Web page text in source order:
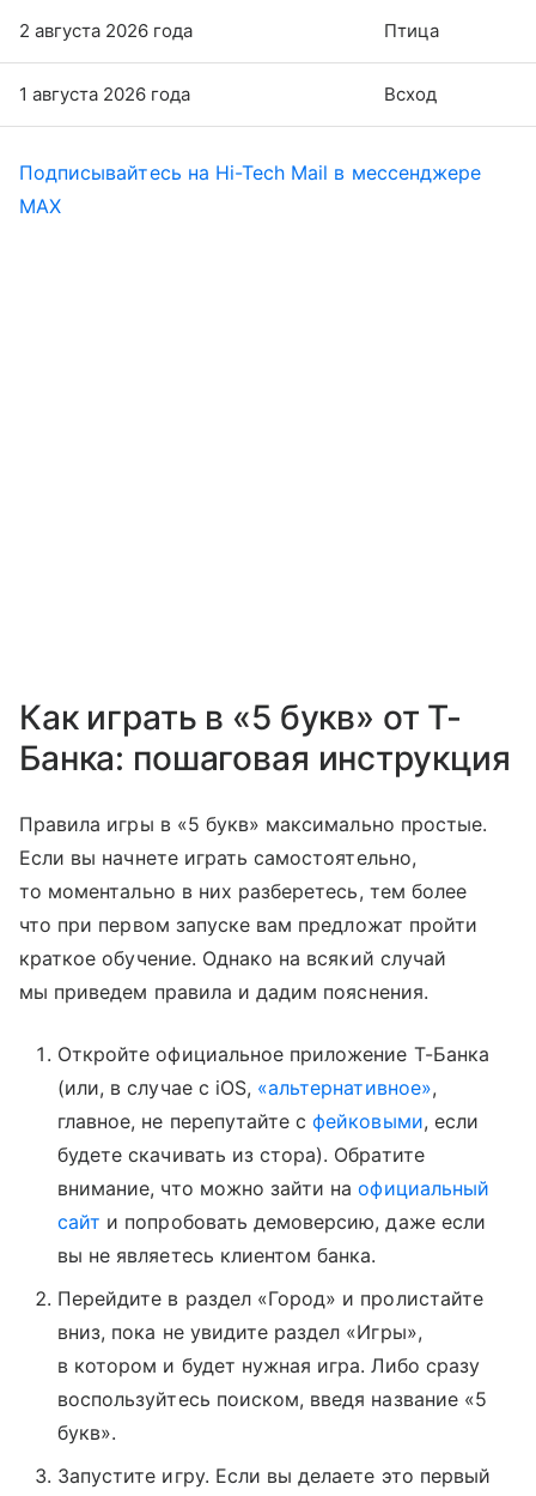
2 августа 2026 года Птица
1 августа 2026 года Всход
Подписывайтесь на Hi-Tech Mail в мессенджере
MAX
Как играть в «5 букв» от Т-
Банка: пошаговая инструкция
Правила игры в «5 букв» максимально простые.
Если вы начнете играть самостоятельно,
то моментально в них разберетесь, тем более
что при первом запуске вам предложат пройти
краткое обучение. Однако на всякий случай
мы приведем правила и дадим пояснения.
Откройте официальное приложение Т-Банка
(или, в случае с iOS, «альтернативное»,
главное, не перепутайте сфейковыми, если
будете скачивать из стора). Обратите
внимание, что можно зайти наофициальный
сайт и попробовать демоверсию, даже если
вы не являетесь клиентом банка.
Перейдите в раздел «Город» и пролистайте
вниз, пока не увидите раздел «Игры»,
в котором и будет нужная игра. Либо сразу
воспользуйтесь поиском, введя название «5
букв».
Запустите игру. Если вы делаете это первый